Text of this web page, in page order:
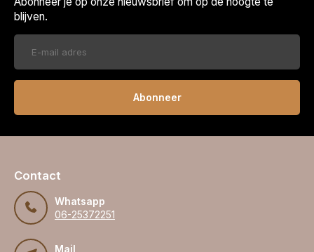
blijven.
Abonneer
Contact
Whatsapp
06-25372251
Mail